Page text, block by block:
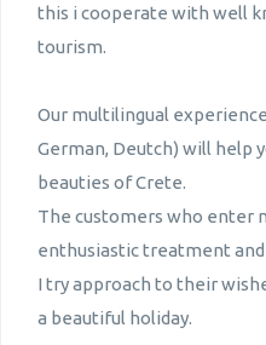
this i cooperate with well
tourism.
Our multilingual
German, Deutch) will help
beauties of Crete.
The customers who enter
enthusiastic treatment
I try approach to their
a beautiful holiday.